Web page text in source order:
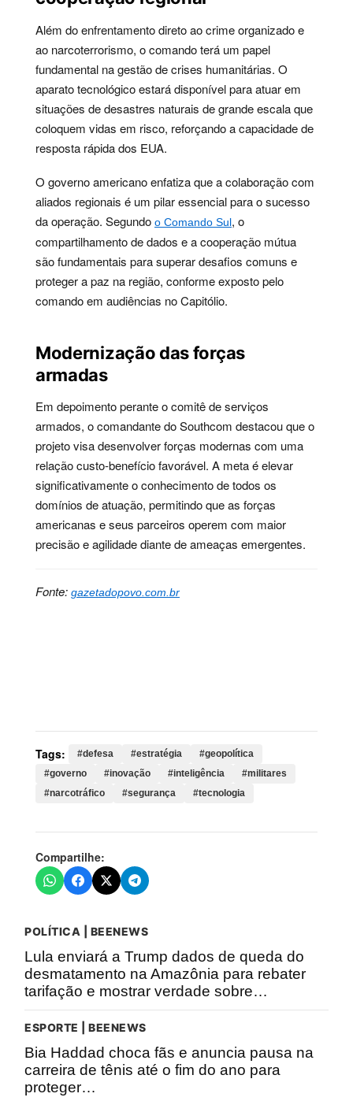
Além do enfrentamento direto ao crime organizado e
ao narcoterrorismo, o comando terá um papel
fundamental na gestão de crises humanitárias. O
aparato tecnológico estará disponível para atuar em
situações de desastres naturais de grande escala que
coloquem vidas em risco, reforçando a capacidade de
resposta rápida dos EUA.
O governo americano enfatiza que a colaboração com
aliados regionais é um pilar essencial para o sucesso
da operação. Segundo o Comando Sul, o
compartilhamento de dados e a cooperação mútua
são fundamentais para superar desafios comuns e
proteger a paz na região, conforme exposto pelo
comando em audiências no Capitólio.
Modernização das forças
armadas
Em depoimento perante o comitê de serviços
armados, o comandante do Southcom destacou que o
projeto visa desenvolver forças modernas com uma
relação custo-benefício favorável. A meta é elevar
significativamente o conhecimento de todos os
domínios de atuação, permitindo que as forças
americanas e seus parceiros operem com maior
precisão e agilidade diante de ameaças emergentes.
Fonte: gazetadopovo.com.br
Tags: #defesa #estratégia
#geopolítica
#governo
#inovação #inteligência
#militares
#narcotráfico
#segurança #tecnologia
Compartilhe:
POLÍTICA | BEENEWS
Lula enviará a Trump dados de queda do
desmatamento na Amazônia para rebater
tarifação e mostrar verdade sobre…
ESPORTE | BEENEWS
Bia Haddad choca fãs e anuncia pausa na
carreira de tênis até o fim do ano para
proteger…